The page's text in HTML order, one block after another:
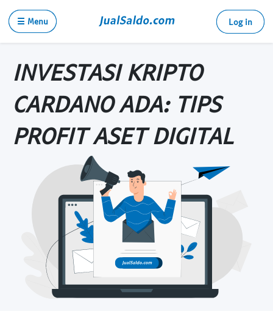
☰ Menu Log in
INVESTASI KRIPTO
CARDANO ADA: TIPS
PROFIT ASET DIGITAL